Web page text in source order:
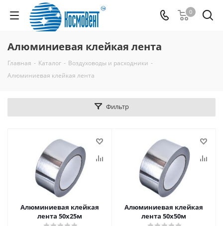
0
Алюминиевая клейкая лента
Главная - Каталог - Воздуховоды и расходники -
Алюминиевая клейкая лента
Фильтр
Алюминиевая клейкая
лента 50х25м
Алюминиевая клейкая
лента 50х50м